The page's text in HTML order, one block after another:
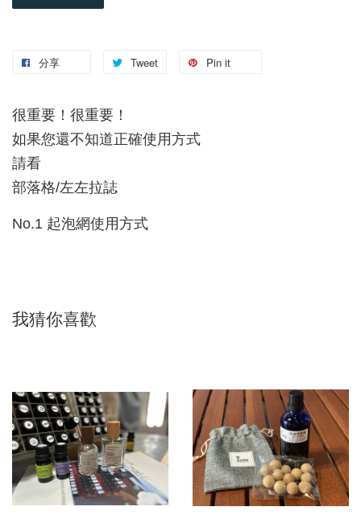
分享 Tweet Pin it
很重要！很重要！
如果您還不知道正確使用方式
請看
部落格/左左拉誌
No.1 起泡網使用方式
我猜你喜歡